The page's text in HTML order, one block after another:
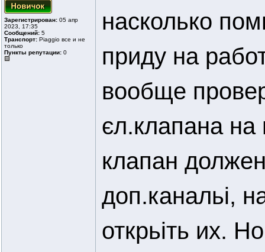
Зарегистрирован: 05 апр
2023, 17:35
Сообщений: 5
Транспорт: Piaggio все и не
только
Пункты репутации: 0
насколько
приду на
вообще
єл.клапана на
клапан
доп.канальі,
открьіть их.